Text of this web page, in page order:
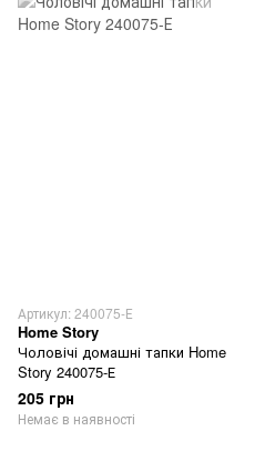
Артикул: 240075-Е
Home Story
Чоловічі домашні тапки Home
Story 240075-Е
205 грн
Немає в наявності